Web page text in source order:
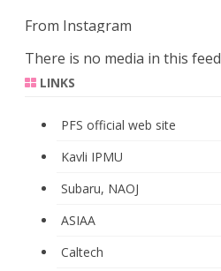
From Instagram
There is no media in this feed
LINKS
PFS official web site
Kavli IPMU
Subaru, NAOJ
ASIAA
Caltech